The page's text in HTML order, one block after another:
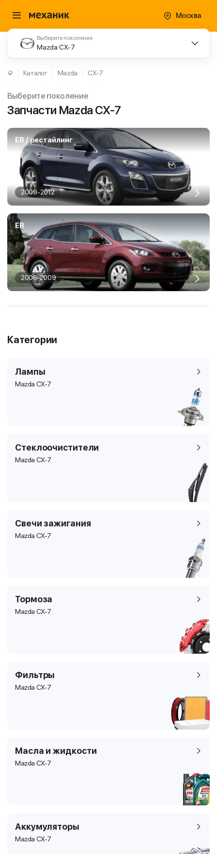
Москва
Выберите поколение
Mazda CX-7
Каталог Mazda CX-7
Выберите поколение
Запчасти Mazda CX-7
ER / рестайлинг
2009-2012
ER
2006-2009
Категории
Лампы
Mazda CX-7
Стеклоочистители
Mazda CX-7
Свечи зажигания
Mazda CX-7
Тормоза
Mazda CX-7
Фильтры
Mazda CX-7
Масла и жидкости
Mazda CX-7
Аккумуляторы
Mazda CX-7